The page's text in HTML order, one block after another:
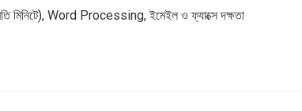
মিনিটে), Word Processing, ইমেইল ও ফ্যাক্সে দক্ষতা